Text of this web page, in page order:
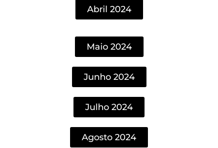
Abril 2024
Maio 2024
Junho 2024
Julho 2024
Agosto 2024